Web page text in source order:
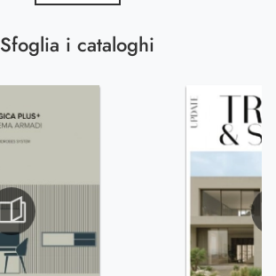
Sfoglia i cataloghi